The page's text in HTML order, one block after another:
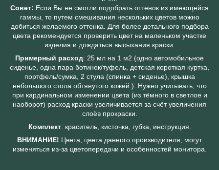
Совет: Если Вы не смогли подобрать оттенок из имеющейся
гаммы, то путем смешивания нескольких цветов можно
добиться желаемого оттенка. Для более детального подбора
цвета рекомендуется проверить цвет на маленьком участке
изделия и дождаться высыхания краски.
Примерный расход: 25 мл на 1 м2 (одно автомобильное
сиденье, одна пара ботинок/туфель, детская короткая куртка,
портфель/сумка, 2 стула (спинка + сиденье), крышка
небольшого стола обтянутого кожей.). Нужно учитывать, что
при кардинальном изменении цвета (из тёмного в светлое и
наоборот) расход краски увеличивается за счёт увеличения
слоёв прокраски.
Комплект: краситель, кисточка, губка, инструкция.
ВНИМАНИЕ! Цвета, цвета данного производителя, могут
изменяться из-за цветопередачи и особенностей монитора.